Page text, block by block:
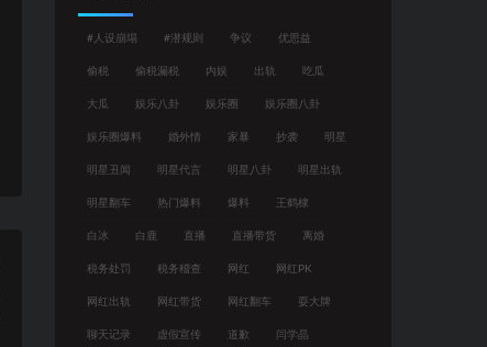
#人设崩塌 #潜规则 争议 优思益
偷税 偷税漏税 内娱 出轨 吃瓜
大瓜 娱乐八卦 娱乐圈 娱乐圈八卦
娱乐圈爆料 婚外情 家暴 抄袭 明星
明星丑闻 明星代言 明星八卦 明星出轨
明星翻车 热门爆料 爆料 王鹤棣
白冰 白鹿 直播 直播带货 离婚
税务处罚 税务稽查 网红 网红PK
网红出轨 网红带货 网红翻车 耍大牌
聊天记录 虚假宣传 道歉 闫学晶